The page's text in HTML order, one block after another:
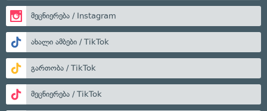
მეცნიერება / Instagram
ახალი ამბები / TikTok
გართობა / TikTok
მეცნიერება / TikTok